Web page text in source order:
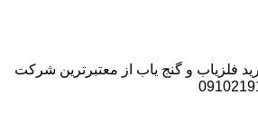
فلزیاب و گنج یاب از معتبرترین شرکت